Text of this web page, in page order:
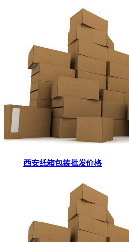
西安纸箱包装批发价格